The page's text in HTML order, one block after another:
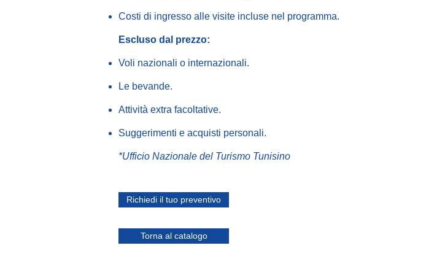
Costi di ingresso alle visite incluse nel programma.
Escluso dal prezzo:
Voli nazionali o internazionali.
Le bevande.
Attività extra facoltative.
Suggerimenti e acquisti personali.
*Ufficio Nazionale del Turismo Tunisino
Richiedi il tuo preventivo
Torna al catalogo